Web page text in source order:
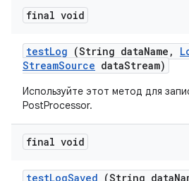
final void
testLog (String dataName ,
StreamSource dataStream)
Используйте этот метод для
PostProcessor.
final void
testLogSaved (String data